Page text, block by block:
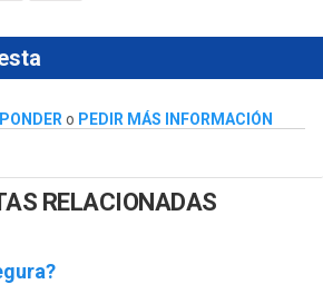
o PEDIR MÁS INFORMACIÓN
RELACIONADAS